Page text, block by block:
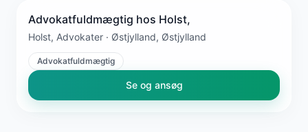
Advokatfuldmægtig hos Holst,
Holst, Advokater · Østjylland, Østjylland
Advokatfuldmægtig
Se og ansøg